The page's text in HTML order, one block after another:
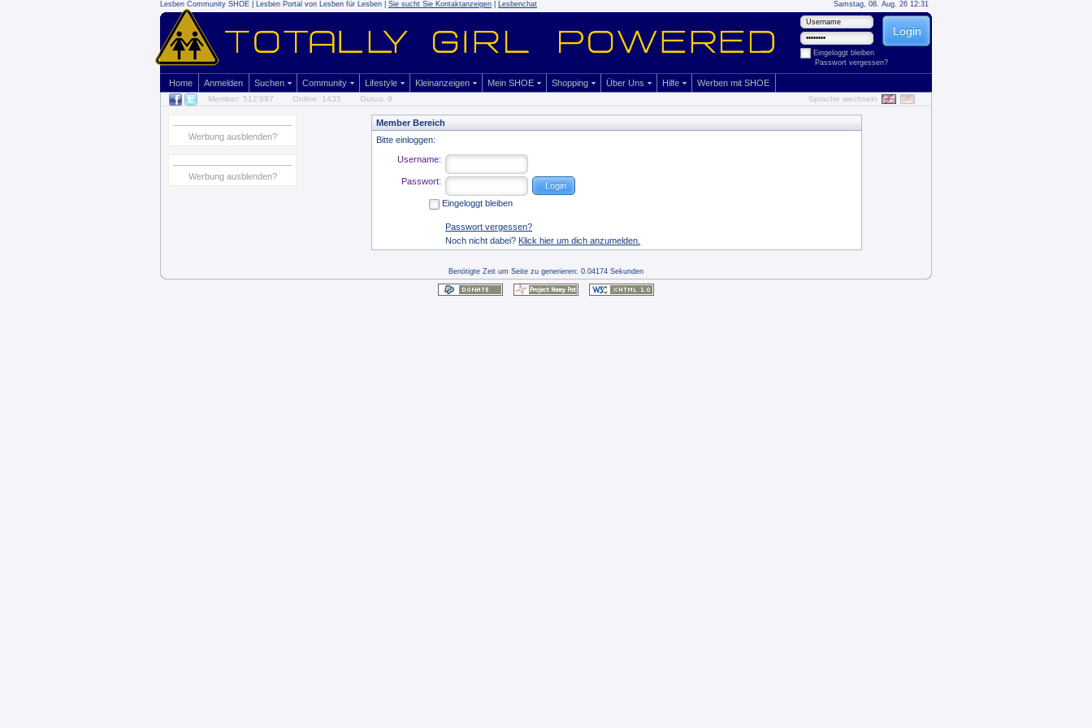
Lesben Community SHOE | Lesben Portal von Lesben für Lesben | Sie sucht Sie Kontaktanzeigen Lesbenchat Samstag, 08. Aug. 26 12:31
Eingeloggt bleiben
Passwort vergessen?
Home Anmelden Suchen Community Lifestyle Kleinanzeigen Mein SHOE Shopping Über Uns Hilfe Werben mit SHOE
Member: 512'997 Online: 1435 Gurus: 9 Sprache wechseln
Werbung ausblenden?
Werbung ausblenden?
Member Bereich
Bitte einloggen:
Username:
Passwort:
Eingeloggt bleiben
Passwort vergessen?
Noch nicht dabei? Klick hier um dich anzumelden.
Benötigte Zeit um Seite zu generieren: 0.04174 Sekunden